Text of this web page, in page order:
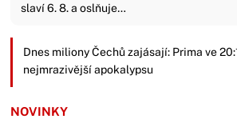
slaví 6. 8. a oslňuje…
Dnes miliony Čechů zajásají: Prima ve
nejmrazivější apokalypsu
NOVINKY